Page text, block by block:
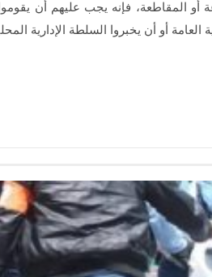
المقاطعة، فإنه يجب عليهم أن
أو أن يخبروا السلطة الإدارية